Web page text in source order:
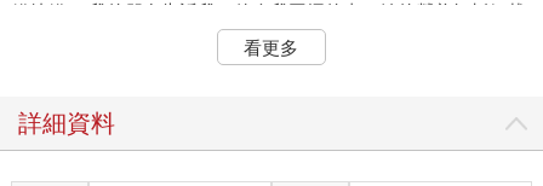
錯特錯。 我的朋友告訴我一件令我困擾的事：她的營養師斬釘截
鐵地說，運動對減肥幾乎沒有影響。我試圖反駁這個說法，才意
識到： 長期以來，是我想錯了。 這是真的：減脂是在廚房進行
一位私人教練，並且說服所有的客戶每餐都攝取蛋白質和蔬菜，
看更多
詳細資料